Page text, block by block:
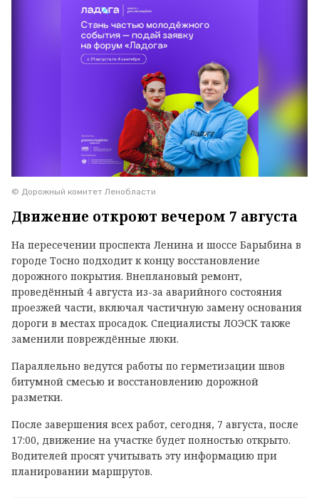
© Дорожный комитет Ленобласти
Движение откроют вечером 7 августа
На пересечении проспекта Ленина и шоссе Барыбина в
городе Тосно подходит к концу восстановление
дорожного покрытия. Внеплановый ремонт,
проведённый 4 августа из-за аварийного состояния
проезжей части, включал частичную замену основания
дороги в местах просадок. Специалисты ЛОЭСК также
заменили повреждённые люки.
Параллельно ведутся работы по герметизации швов
битумной смесью и восстановлению дорожной
разметки.
После завершения всех работ, сегодня, 7 августа, после
17:00, движение на участке будет полностью открыто.
Водителей просят учитывать эту информацию при
планировании маршрутов.